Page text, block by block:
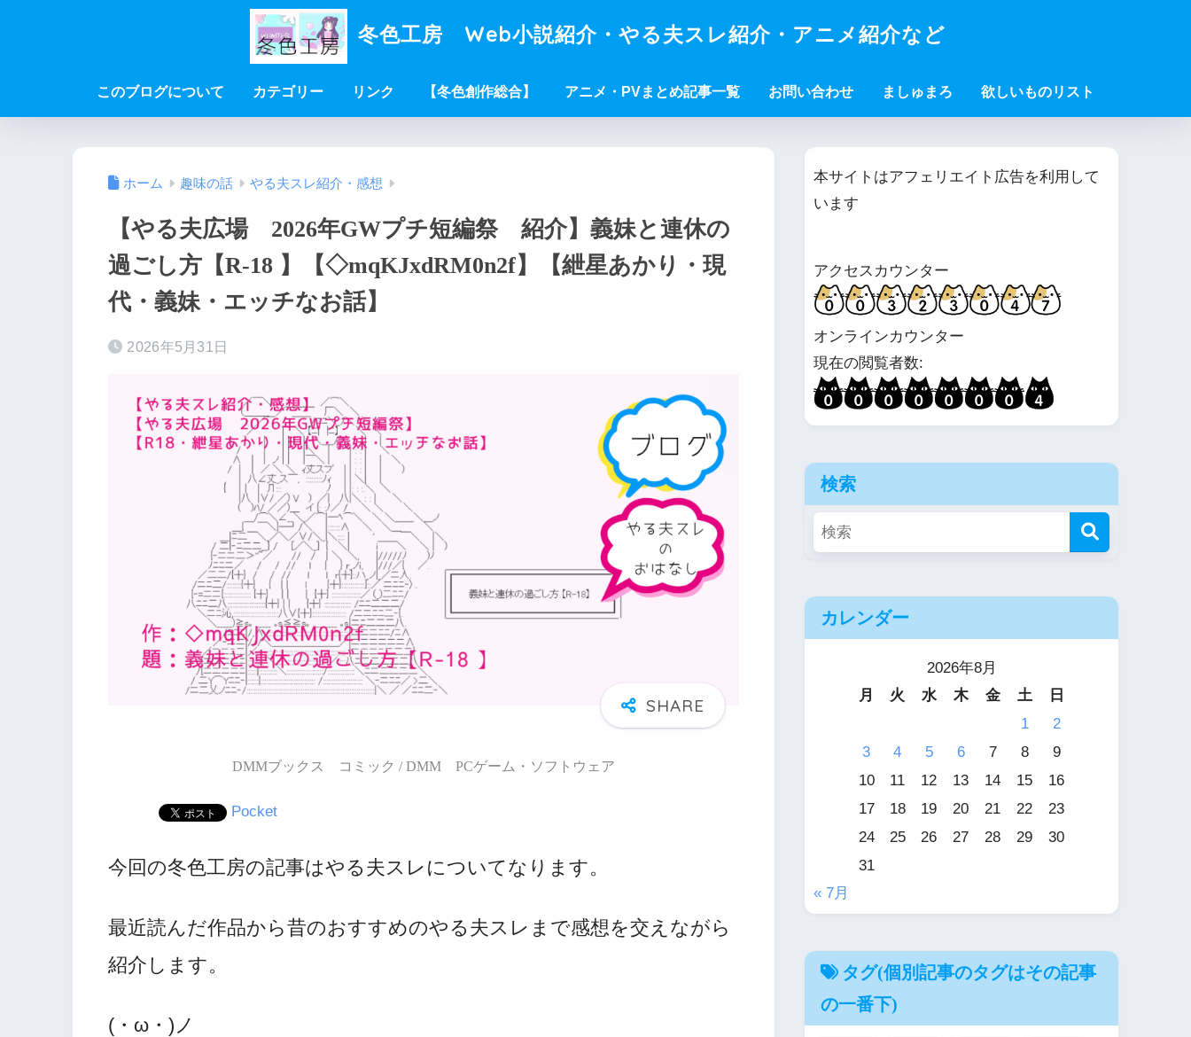
冬色工房 Web小説紹介・やる夫スレ紹介・アニメ紹介など
このブログについて カテゴリー リンク 【冬色創作総合】 アニメ・PVまとめ記事一覧 お問い合わせ ましゅまろ 欲しいものリスト
ホーム 趣味の話 やる夫スレ紹介・感想
【やる夫広場 2026年GWプチ短編祭 紹介】義妹と連休の
過ごし方【R-18 】【◇mqKJxdRM0n2f】【紲星あかり・現
代・義妹・エッチなお話】
2026年5月31日
DMMブックス コミック / DMM PCゲーム・ソフトウェア
Pocket
今回の冬色工房の記事はやる夫スレについてなります。
最近読んだ作品から昔のおすすめのやる夫スレまで感想を交えながら
紹介します。
(・ω・)ノ
本サイトはアフェリエイト広告を利用して
います
アクセスカウンター
オンラインカウンター
現在の閲覧者数:
検索
カレンダー
2026年8月
月
火 水 木 金 土
日
1
2
3
4 5 6 7 8
9
10
11 12 13 14 15
16
17
18 19 20 21 22
23
24
25 26 27 28 29
30
31
« 7月
タグ(個別記事のタグはその記事
の一番下)